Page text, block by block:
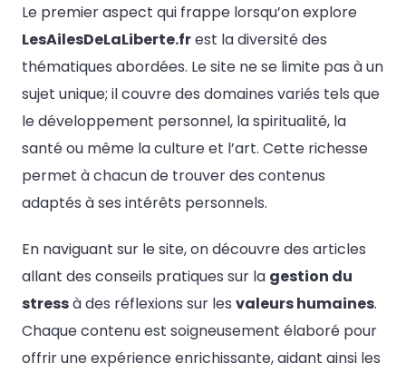
Le premier aspect qui frappe lorsqu’on explore
LesAilesDeLaLiberte.frest la diversité des
thématiques abordées. Le site ne se limite pas à un
sujet unique; il couvre des domaines variés tels que
le développement personnel, la spiritualité, la
santé ou même la culture et l’art. Cette richesse
permet à chacun de trouver des contenus
adaptés à ses intérêts personnels.
En naviguant sur le site, on découvre des articles
allant des conseils pratiques sur la gestion du
stressà des réflexions sur les valeurs humaines.
Chaque contenu est soigneusement élaboré pour
offrir une expérience enrichissante, aidant ainsi les